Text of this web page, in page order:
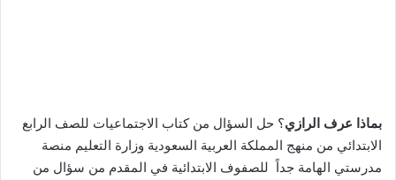
بماذا عرف الرازي؟ حل السؤال من كتاب الاجتماعيات للصف الرابع
الابتدائي من منهج المملكة العربية السعودية وزارة التعليم منصة
مدرستي الهامة جداً للصفوف الابتدائية في المقدم من سؤال من